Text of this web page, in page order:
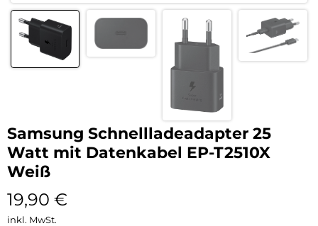
Samsung Schnellladeadapter 25
Watt mit Datenkabel EP-T2510X
Weiß
19,90 €
inkl. MwSt.